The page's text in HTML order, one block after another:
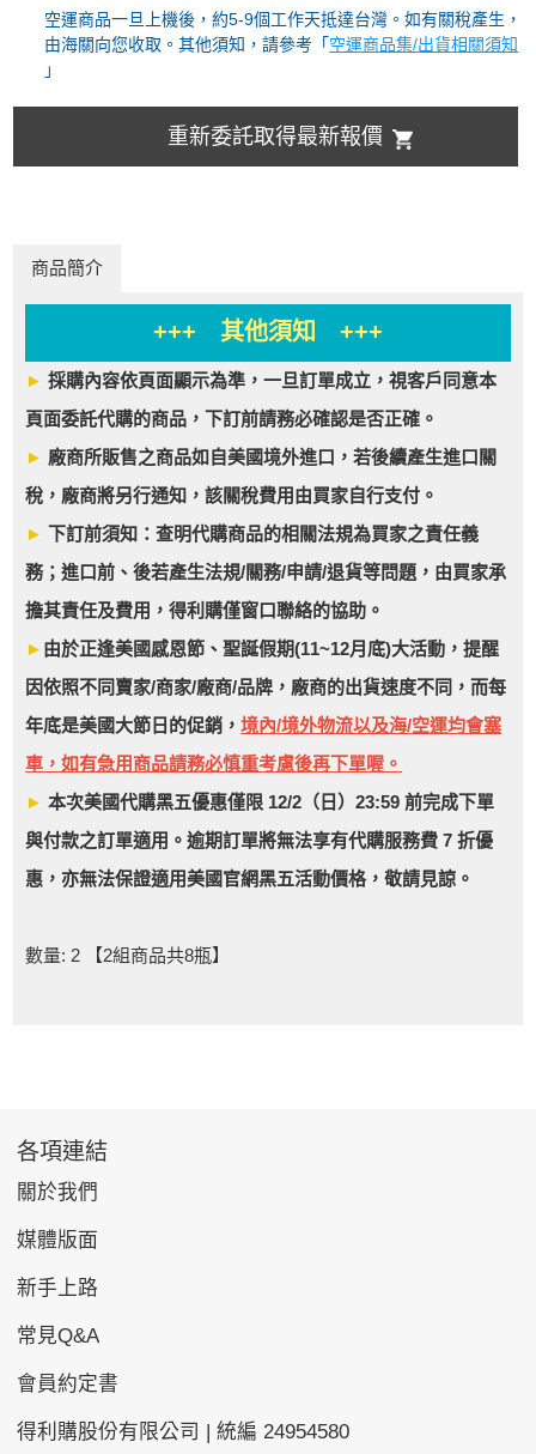
空運商品一旦上機後，約5-9個工作天抵達台灣。如有關稅產生，
由海關向您收取。其他須知，請參考「 空運商品集/出貨相關須知
」
重新委託取得最新報價
商品簡介
+++ 其他須知 +++
►採購內容依頁面顯示為準，一旦訂單成立，視客戶同意本
頁面委託代購的商品，下訂前請務必確認是否正確。
► 廠商所販售之商品如自美國境外進口，若後續產生進口關
稅，廠商將另行通知，該關稅費用由買家自行支付。
►下訂前須知：查明代購商品的相關法規為買家之責任義
務；進口前、後若產生法規/關務/申請/退貨等問題，由買家承
擔其責任及費用，得利購僅窗口聯絡的協助。
► 由於正逢美國感恩節、聖誕假期(11~12月底)大活動，提醒
因依照不同賣家/商家/廠商/品牌，廠商的出貨速度不同，而每
年底是美國大節日的促銷，境內/境外物流以及海/空運均會塞
車，如有急用商品請務必慎重考慮後再下單喔。
► 本次美國代購黑五優惠僅限 12/2（日）23:59 前完成下單
與付款之訂單適用。逾期訂單將無法享有代購服務費 7 折優
惠，亦無法保證適用美國官網黑五活動價格，敬請見諒。
數量: 2 【2組商品共8瓶】
各項連結
關於我們
媒體版面
新手上路
常見Q&A
會員約定書
得利購股份有限公司 | 統編 24954580